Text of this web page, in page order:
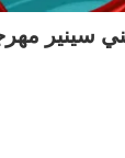
سينير